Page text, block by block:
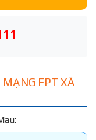
MẠNG FPT XÃ